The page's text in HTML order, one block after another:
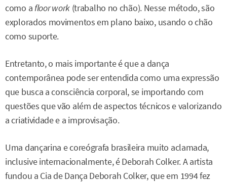
como afloor work(trabalho no chão). Nesse método, são
explorados movimentos em plano baixo, usando o chão
como suporte.
Entretanto, o mais importante é que a dança
contemporânea pode ser entendida como uma expressão
que busca a consciência corporal, se importando com
questões que vão além de aspectos técnicos e valorizando
a criatividade e a improvisação.
Uma dançarina e coreógrafa brasileira muito aclamada,
inclusive internacionalmente, é Deborah Colker. A artista
fundou a Cia de Dança Deborah Colker, que em 1994 fez